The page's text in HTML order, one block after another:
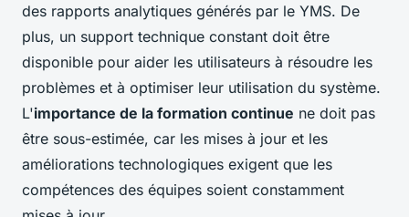
des rapports analytiques générés par le YMS. De
plus, un support technique constant doit être
disponible pour aider les utilisateurs à résoudre les
problèmes et à optimiser leur utilisation du système.
L'importance de la formation continue ne doit pas
être sous-estimée, car les mises à jour et les
améliorations technologiques exigent que les
compétences des équipes soient constamment